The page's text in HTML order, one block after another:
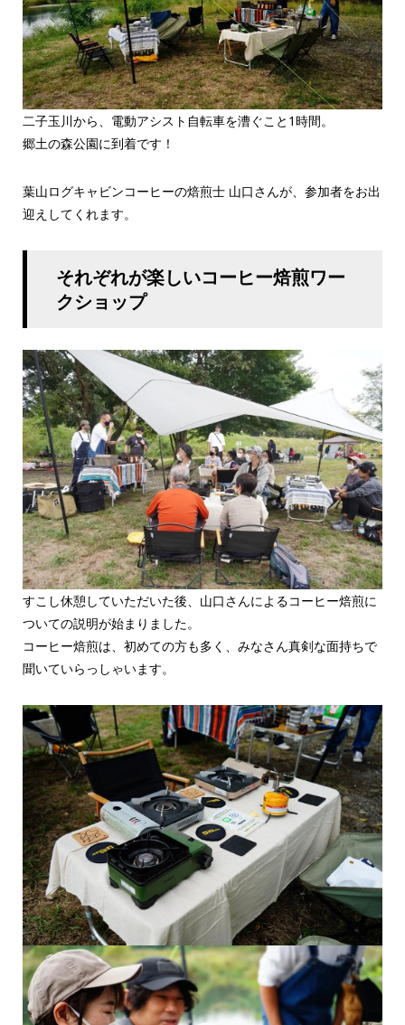
二子玉川から、電動アシスト自転車を漕ぐこと1時間。
郷土の森公園に到着です！
葉山ログキャビンコーヒーの焙煎士 山口さんが、参加者をお出
迎えしてくれます。
それぞれが楽しいコーヒー焙煎ワー
クショップ
すこし休憩していただいた後、山口さんによるコーヒー焙煎に
ついての説明が始まりました。
コーヒー焙煎は、初めての方も多く、みなさん真剣な面持ちで
聞いていらっしゃいます。